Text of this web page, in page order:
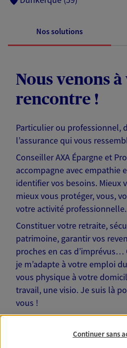
Nos solutions
Nous venons
rencontre !
Particulier ou professionnel,
l’assurance qui vous
Conseiller AXA Épargne et
accompagne avec empathie
identifier vos besoins. Mieux
mieux vous protéger, vous,
votre activité professionnelle.
Constituer votre retraite,
patrimoine, garantir vos
proches en cas d’imprévus…
je m’adapte à votre emploi
vous physique à votre
travail, une visio. Je suis là
vous !
Continuer sans